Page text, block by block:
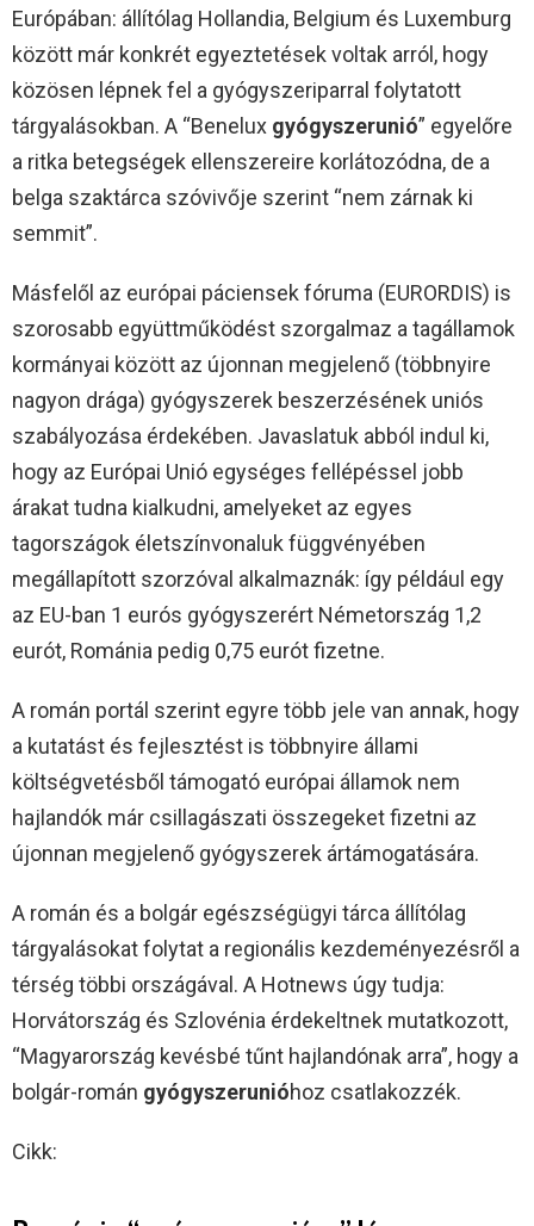
Európában: állítólag Hollandia, Belgium és Luxemburg
között már konkrét egyeztetések voltak arról, hogy
közösen lépnek fel a gyógyszeriparral folytatott
tárgyalásokban. A “Benelux gyógyszerunió” egyelőre
a ritka betegségek ellenszereire korlátozódna, de a
belga szaktárca szóvivője szerint “nem zárnak ki
semmit”.
Másfelől az európai páciensek fóruma (EURORDIS) is
szorosabb együttműködést szorgalmaz a tagállamok
kormányai között az újonnan megjelenő (többnyire
nagyon drága) gyógyszerek beszerzésének uniós
szabályozása érdekében. Javaslatuk abból indul ki,
hogy az Európai Unió egységes fellépéssel jobb
árakat tudna kialkudni, amelyeket az egyes
tagországok életszínvonaluk függvényében
megállapított szorzóval alkalmaznák: így például egy
az EU-ban 1 eurós gyógyszerért Németország 1,2
eurót, Románia pedig 0,75 eurót fizetne.
A román portál szerint egyre több jele van annak, hogy
a kutatást és fejlesztést is többnyire állami
költségvetésből támogató európai államok nem
hajlandók már csillagászati összegeket fizetni az
újonnan megjelenő gyógyszerek ártámogatására.
A román és a bolgár egészségügyi tárca állítólag
tárgyalásokat folytat a regionális kezdeményezésről a
térség többi országával. A Hotnews úgy tudja:
Horvátország és Szlovénia érdekeltnek mutatkozott,
“Magyarország kevésbé tűnt hajlandónak arra”, hogy a
bolgár-román gyógyszerunióhoz csatlakozzék.
Cikk: